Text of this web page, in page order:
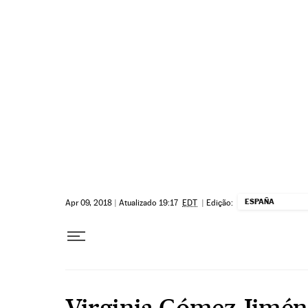
Apr 09, 2018 | Atualizado 19:17 EDT | Edição: ESPAÑA